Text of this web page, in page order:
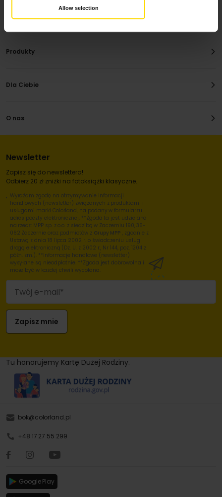
Allow selection
Produkty
Dla Ciebie
O nas
Newsletter
Zapisz się do newslettera!
Odbierz 20 zł zniżki na fotoksiążki klasyczne.
Wyrażam zgodę na otrzymywanie informacji
handlowych (newsletter) związanych z produktami i
usługami marki Colorland, na podany w formularzu
adres poczty elektronicznej. **Zgoda ta jest udzielana
na rzecz: MPP sp. z o.o. z siedzibą w Zaczerniu 190, 36-
062 Zaczernie oraz podmiotów z Grupy MPP , zgodnie z
Ustawą z dnia 18 lipca 2002 r. o świadczeniu usług
drogą elektroniczną (Dz. U. z 2002 r., Nr 144, poz. 1204 z
późn. zm.). **Informacje handlowe (newsletter)
wysyłane są nieodpłatnie. **Zgoda jest dobrowolna i
może być w każdej chwili wycofana.
Tu honorujemy Kartę Dużej Rodziny.
bok@colorland.pl
+48 17 27 55 299
Google Play